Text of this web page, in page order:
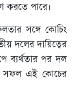
করতে পারে।
সঙ্গে কোচিং
দলের দায়িত্বের
ব্যর্থতার পর দল
সফল এই কোচের